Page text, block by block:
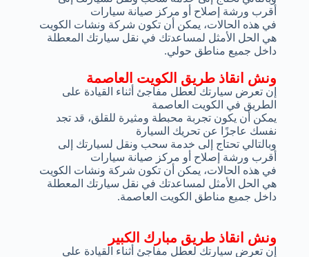
ونش انقاذ طريق الكويت العاصمة
إن تعرض سيارتك لعطل مفاجئ أثناء القيادة على
الطريق في الكويت العاصمة
يمكن أن يكون تجربة محبطة ومثيرة للقلق، قد تجد
نفسك عاجزًا عن تحريك السيارة
وبالتالي تحتاج إلى خدمة سحب ونقل لسيارتك إلى
أقرب ورشة إصلاح أو مركز صيانة سيارات
في هذه الحالات، يمكن أن تكون شركة ونشات الكويت
هي الحل الأمثل لمساعدتك في نقل سيارتك المعطلة
داخل جميع مناطق الكويت العاصمة.
أقرب ورشة إصلاح أو مركز صيانة سيارات
في هذه الحالات، يمكن أن تكون شركة ونشات الكويت
هي الحل الأمثل لمساعدتك في نقل سيارتك المعطلة
داخل جميع مناطق حولي.
ونش انقاذ طريق مبارك الكبير
إن تعرض سيارتك لعطل مفاجئ أثناء القيادة على